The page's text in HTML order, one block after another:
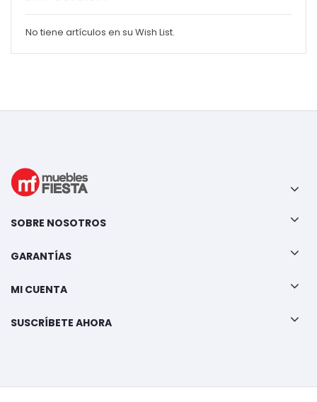
No tiene artículos en su Wish List.
SOBRE NOSOTROS
GARANTÍAS
MI CUENTA
SUSCRÍBETE AHORA